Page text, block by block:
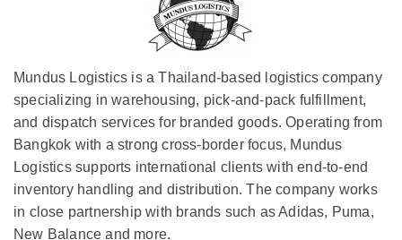
สำหรับผู้ประกอบการ
Mundus Logistics is a Thailand-based logistics company
specializing in warehousing, pick-and-pack fulfillment,
and dispatch services for branded goods. Operating from
Bangkok with a strong cross-border focus, Mundus
Logistics supports international clients with end-to-end
inventory handling and distribution. The company works
in close partnership with brands such as Adidas, Puma,
New Balance and more.